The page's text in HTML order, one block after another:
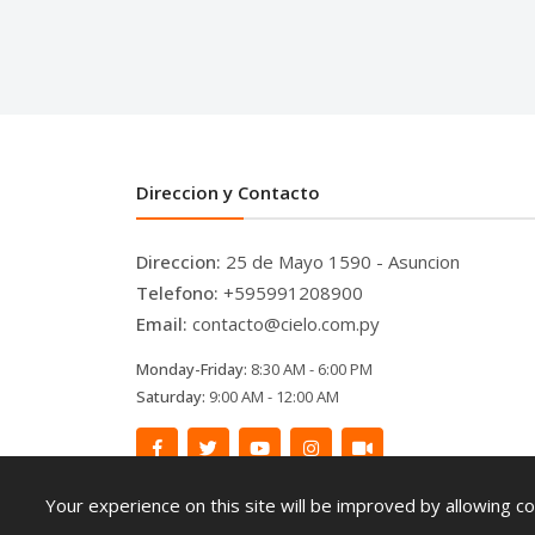
Direccion y Contacto
Direccion: 25 de Mayo 1590 - Asuncion
Telefono: +595991208900
Email: contacto@cielo.com.py
Monday-Friday: 8:30 AM - 6:00 PM
Saturday: 9:00 AM - 12:00 AM
Your experience on this site will be improved by allowing